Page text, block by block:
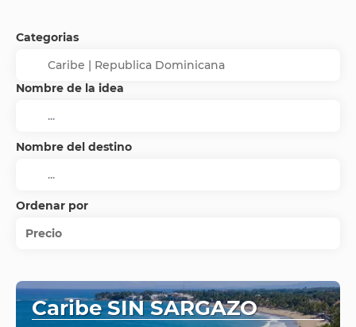
Categorias
Nombre de la idea
Nombre del destino
Ordenar por
Precio
Caribe SIN SARGAZO